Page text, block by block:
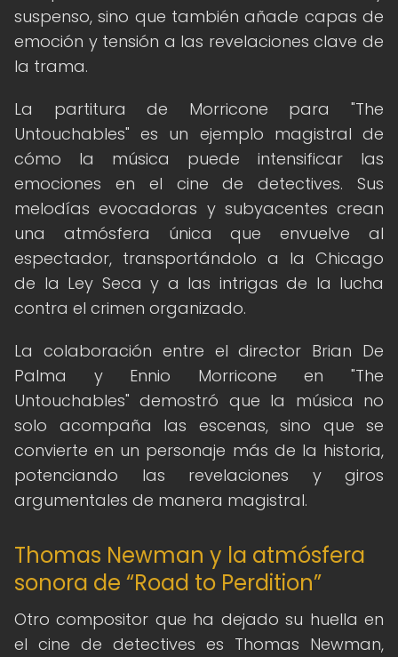
suspenso, sino que también añade capas de
emoción y tensión a las revelaciones clave de
la trama.
La partitura de Morricone para "The
Untouchables" es un ejemplo magistral de
cómo la música puede intensificar las
emociones en el cine de detectives. Sus
melodías evocadoras y subyacentes crean
una atmósfera única que envuelve al
espectador, transportándolo a la Chicago
de la Ley Seca y a las intrigas de la lucha
contra el crimen organizado.
La colaboración entre el director Brian De
Palma y Ennio Morricone en "The
Untouchables" demostró que la música no
solo acompaña las escenas, sino que se
convierte en un personaje más de la historia,
potenciando las revelaciones y giros
argumentales de manera magistral.
Thomas Newman y la atmósfera
sonora de “Road to Perdition”
Otro compositor que ha dejado su huella en
el cine de detectives es Thomas Newman,